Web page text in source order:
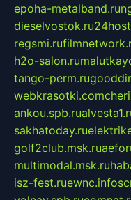
epoha-metalband.ru
dieselvostok.ru
regsmi.ru
h2o-salon.ru
tango-perm.ru
webkrasotki.com
ankou.spb.ru
sakhatoday.ru
golf2club.msk.ru
multimodal.msk.ru
isz-fest.ruewnc.info